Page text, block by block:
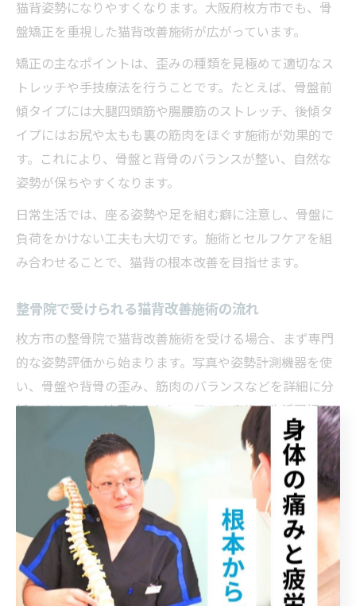
猫背姿勢になりやすくなります。大阪府枚方市でも、骨
盤矯正を重視した猫背改善施術が広がっています。
矯正の主なポイントは、歪みの種類を見極めて適切なス
トレッチや手技療法を行うことです。たとえば、骨盤前
傾タイプには大腿四頭筋や腸腰筋のストレッチ、後傾タ
イプにはお尻や太もも裏の筋肉をほぐす施術が効果的で
す。これにより、骨盤と背骨のバランスが整い、自然な
姿勢が保ちやすくなります。
日常生活では、座る姿勢や足を組む癖に注意し、骨盤に
負荷をかけない工夫も大切です。施術とセルフケアを組
み合わせることで、猫背の根本改善を目指せます。
整骨院で受けられる猫背改善施術の流れ
枚方市の整骨院で猫背改善施術を受ける場合、まず専門
的な姿勢評価から始まります。写真や姿勢計測機器を使
い、骨盤や背骨の歪み、筋肉のバランスなどを詳細に分
析します。その結果をもとに、個々の症状や生活習慣に
合わせた施術プランが作成されます。
施術内容には、手技による筋肉のほぐしやストレッチ、
骨格矯正、場合によっては電気治療やテーピングなどが
含まれることもあります。これらの施術は1回で劇的な変
化を感じるよりも、数回の継続によって徐々に効果を実
感できるのが一般的です。
また、多くの整骨院では自宅でできるストレッチや体幹